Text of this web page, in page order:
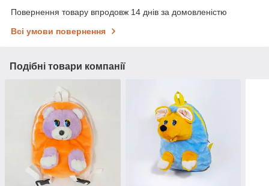
Повернення товару впродовж 14 днів за домовленістю
Всі умови повернення
Подібні товари компанії